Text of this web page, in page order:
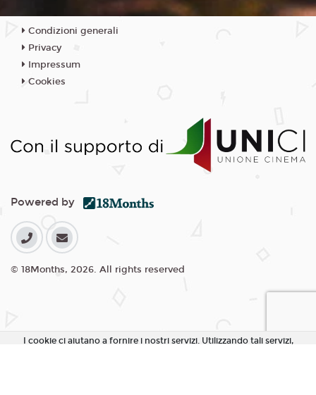
Condizioni generali
Privacy
Impressum
Cookies
Powered by
© 18Months, 2026. All rights reserved
I cookie ci aiutano a fornire i nostri servizi. Utilizzando tali servizi,